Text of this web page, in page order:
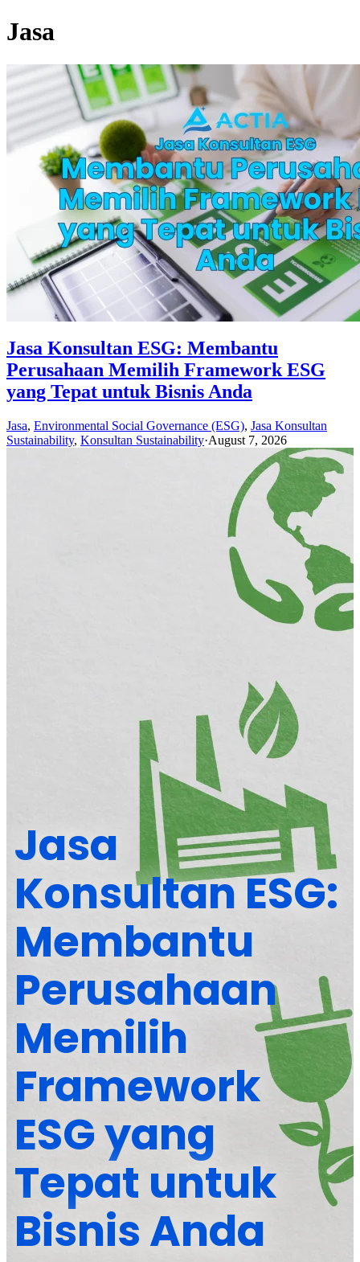
Jasa
Jasa Konsultan ESG: Membantu
Perusahaan Memilih Framework ESG
yang Tepat untuk Bisnis Anda
Jasa, Environmental Social Governance (ESG), Jasa Konsultan
Sustainability, Konsultan Sustainability·August 7, 2026
Jasa
Konsultan ESG:
Membantu
Perusahaan
Memilih
Framework
ESG yang
Tepat untuk
Bisnis Anda